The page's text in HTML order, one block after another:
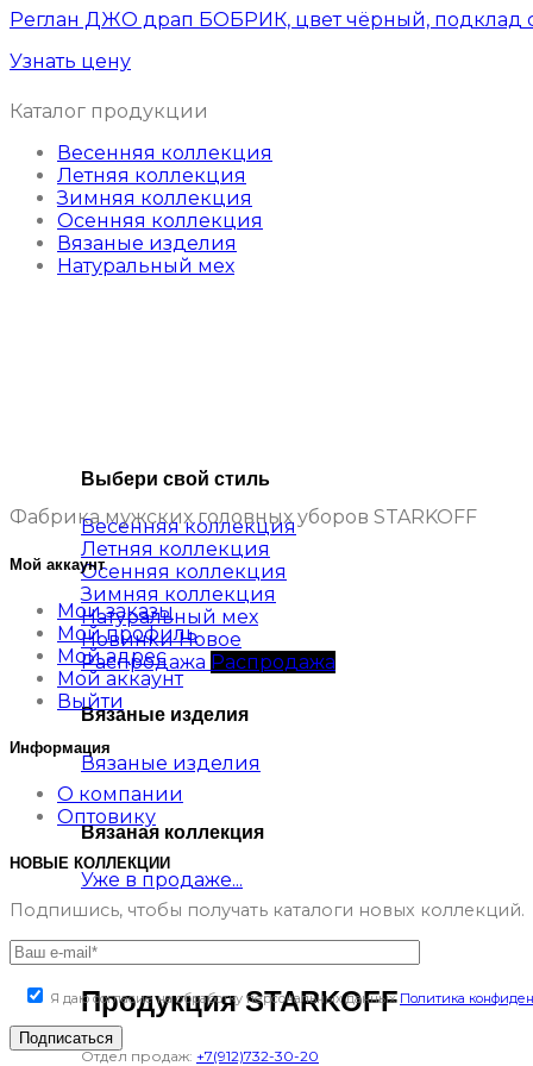
Выбери свой стиль
Весенняя коллекция
Летняя коллекция
Осенняя коллекция
Зимняя коллекция
Натуральный мех
Новинки
Распродажа
Вязаные изделия
Вязаные изделия
Вязаная коллекция
Уже в продаже...
Продукция STARKOFF
Отдел продаж: +7(912)732-30-20
Реглан ДЖО драп БОБРИК, цвет чёрный, подклад
Узнать цену
Каталог продукции
Весенняя коллекция
Летняя коллекция
Зимняя коллекция
Осенняя коллекция
Вязаные изделия
Натуральный мех
Фабрика мужских головных уборов STARKOFF
Мой аккаунт
Мои заказы
Мой профиль
Мой адрес
Мой аккаунт
Выйти
Информация
О компании
Оптовику
НОВЫЕ КОЛЛЕКЦИИ
Подпишись, чтобы получать каталоги новых коллекций.
Я даю согласие на обработку персональных данных Политика